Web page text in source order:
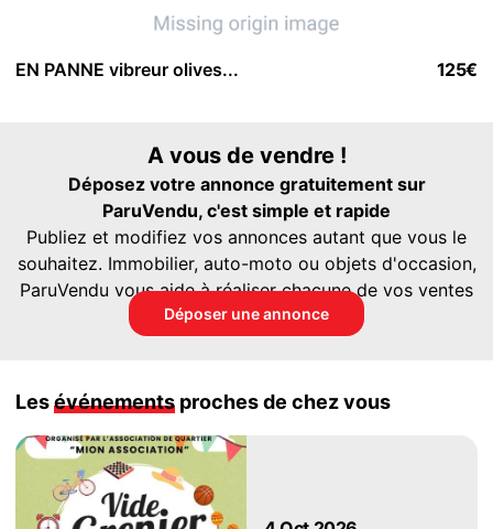
EN PANNE vibreur olives... 125€
A vous de vendre !
Déposez votre annonce gratuitement sur
ParuVendu, c'est simple et rapide
Publiez et modifiez vos annonces autant que vous le
souhaitez. Immobilier, auto-moto ou objets d'occasion,
ParuVendu vous aide à réaliser chacune de vos ventes
Déposer une annonce
Lesévénements proches de chez vous